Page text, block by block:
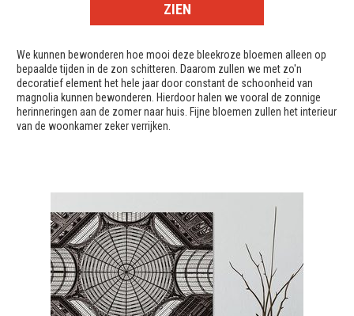
ZIEN
We kunnen bewonderen hoe mooi deze bleekroze bloemen alleen op
bepaalde tijden in de zon schitteren. Daarom zullen we met zo'n
decoratief element het hele jaar door constant de schoonheid van
magnolia kunnen bewonderen. Hierdoor halen we vooral de zonnige
herinneringen aan de zomer naar huis. Fijne bloemen zullen het interieur
van de woonkamer zeker verrijken.